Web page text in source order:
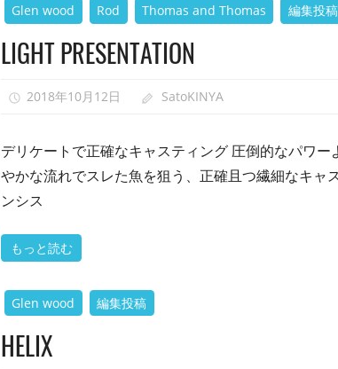
Glen wood Rod Thomas and Thomas 編集投稿
LIGHT PRESENTATION
2018年10月12日 SatoKINYA
デリケートで正確なキャスティング 圧倒的なパワ
やかな流れでスレた魚を狙う、正確且つ繊細なキャ
ンシス
もっと読む
Glen wood 編集投稿
HELIX